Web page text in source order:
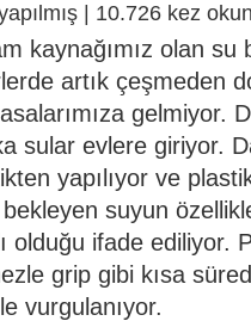
| 10.726 kez
kaynağımız olan su
artık çeşmeden
gelmiyor.
sular evlere giriyor.
yapılıyor ve
suyun
olduğu ifade ediliyor.
grip gibi kısa
vurgulanıyor.